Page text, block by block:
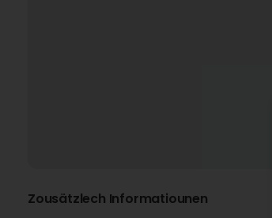
Zousätzlech Informatiounen